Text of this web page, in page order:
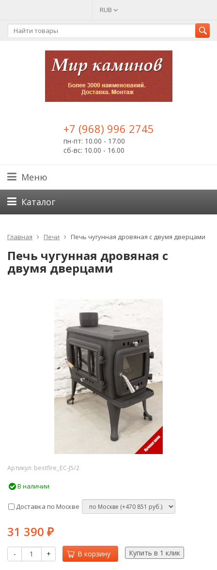
RUB
+7 (968) 996 2745
пн-пт: 10.00 - 17.00
сб-вс: 10.00 - 16.00
Меню
Каталог
Главная Печи Печь чугунная дровяная с двумя дверцами
Печь чугунная дровяная с
двумя дверцами
Артикул: bestfire_EC-J5/2
В наличии
Доставка по Москве
31 390 ₽
- + В корзину